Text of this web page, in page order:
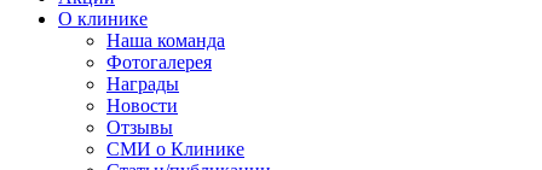
О клинике
Наша команда
Фотогалерея
Награды
Новости
Отзывы
СМИ о Клинике